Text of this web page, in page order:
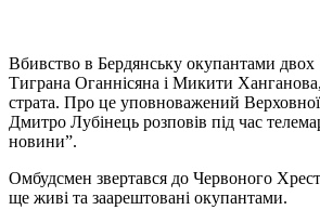
Вбивство в Бердянську окупантами двох
Тиграна Оганнісяна і Микити
страта. Про це уповноважений
Дмитро Лубінець розповів під час
новини”.
Омбудсмен звертався до Червоного
ще живі та заарештовані окупантами.